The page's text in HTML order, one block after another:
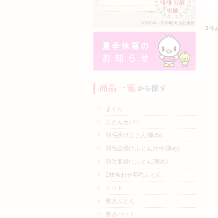
3件
まくら
ふとんカバー
羽毛掛けふとん(厚め)
羽毛合掛けふとん(やや厚め)
羽毛肌掛けふとん(薄め)
2枚合わせ羽毛ふとん
ケット
敷きふとん
敷きパッド